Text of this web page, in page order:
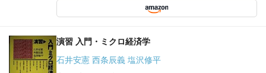
演習 入門・ミクロ経済学
石井安憲 西条辰義 塩沢修平